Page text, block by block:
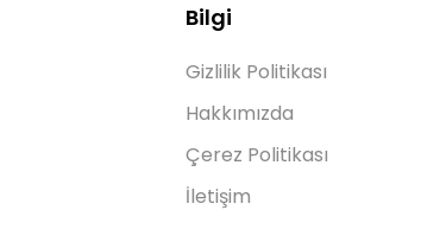
Bilgi
Gizlilik Politikası
Hakkımızda
Çerez Politikası
İletişim